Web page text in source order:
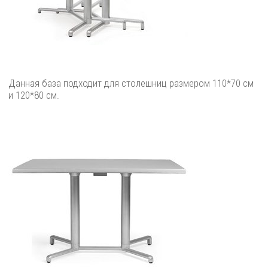
Данная база подходит для столешниц размером 110*70 см
и 120*80 см.